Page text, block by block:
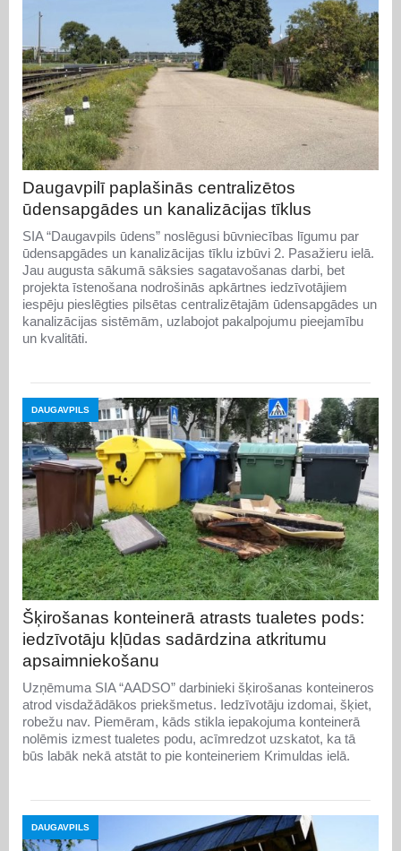
Daugavpilī paplašinās centralizētos
ūdensapgādes un kanalizācijas tīklus
SIA “Daugavpils ūdens” noslēgusi būvniecības līgumu par
ūdensapgādes un kanalizācijas tīklu izbūvi 2. Pasažieru ielā.
Jau augusta sākumā sāksies sagatavošanas darbi, bet
projekta īstenošana nodrošinās apkārtnes iedzīvotājiem
iespēju pieslēgties pilsētas centralizētajām ūdensapgādes un
kanalizācijas sistēmām, uzlabojot pakalpojumu pieejamību
un kvalitāti.
DAUGAVPILS
Šķirošanas konteinerā atrasts tualetes pods:
iedzīvotāju kļūdas sadārdzina atkritumu
apsaimniekošanu
Uzņēmuma SIA “AADSO” darbinieki šķirošanas konteineros
atrod visdažādākos priekšmetus. Iedzīvotāju izdomai, šķiet,
robežu nav. Piemēram, kāds stikla iepakojuma konteinerā
nolēmis izmest tualetes podu, acīmredzot uzskatot, ka tā
būs labāk nekā atstāt to pie konteineriem Krimuldas ielā.
DAUGAVPILS